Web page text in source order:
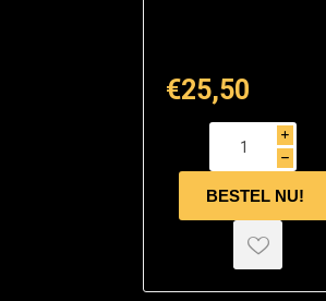
€25,50
i
h